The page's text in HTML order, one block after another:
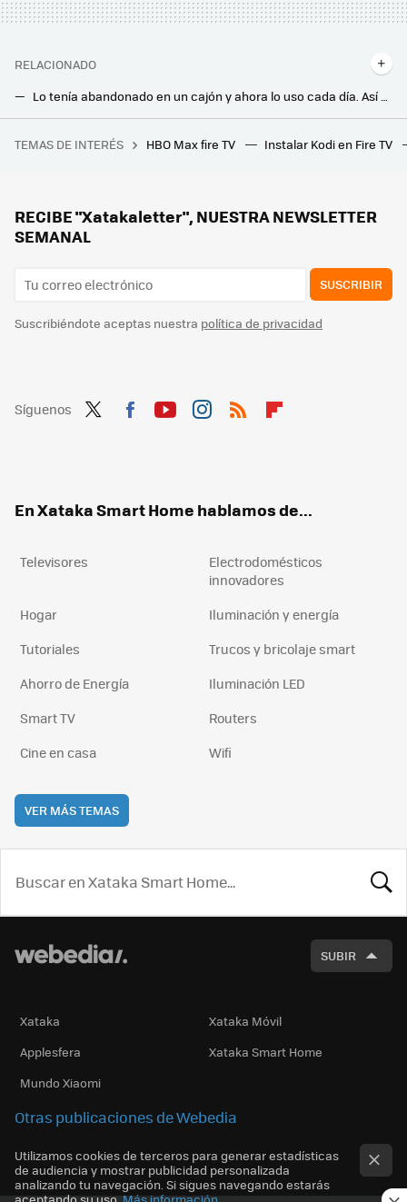
RELACIONADO
Lo tenía abandonado en un cajón y ahora lo uso cada día. Así he reutilizado este accesorio para automatizar las luces de casa
Un usuario confía en Amazon para comprar una tarjeta gráfica de 1.800 euros y descubre más tarde que su paquete llegó vacío
TEMAS DE INTERÉS HBO Max fire TV Instalar Kodi en Fire TV
RECIBE "Xatakaletter", NUESTRA NEWSLETTER
SEMANAL
SUSCRIBIR
Suscribiéndote aceptas nuestra política de privacidad
Síguenos
En Xataka Smart Home hablamos de...
Televisores
Electrodomésticos
innovadores
Hogar
Iluminación y energía
Tutoriales
Trucos y bricolaje smart
Ahorro de Energía
Iluminación LED
Smart TV
Routers
Cine en casa
Wifi
VER MÁS TEMAS
SUBIR
Xataka
Xataka Móvil
Applesfera
Xataka Smart Home
Mundo Xiaomi
Otras publicaciones de Webedia
Utilizamos cookies de terceros para generar estadísticas
de audiencia y mostrar publicidad personalizada
analizando tu navegación. Si sigues navegando estarás